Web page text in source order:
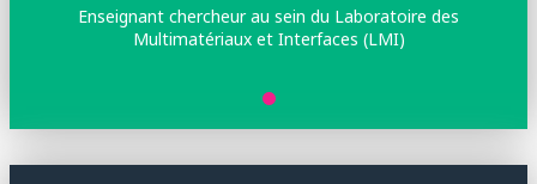
Enseignant chercheur au sein du Laboratoire des
Multimatériaux et Interfaces (LMI)